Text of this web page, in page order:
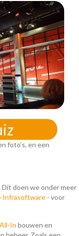
energieverbruik.
doen we onder meer
Infrasoftware - voor
In bouwen en